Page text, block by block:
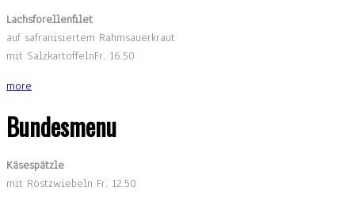
Lachsforellenfilet
auf safranisiertem Rahmsauerkraut
mit SalzkartoffelnFr. 16.50
more
Bundesmenu
Käsespätzle
mit Röstzwiebeln Fr. 12.50